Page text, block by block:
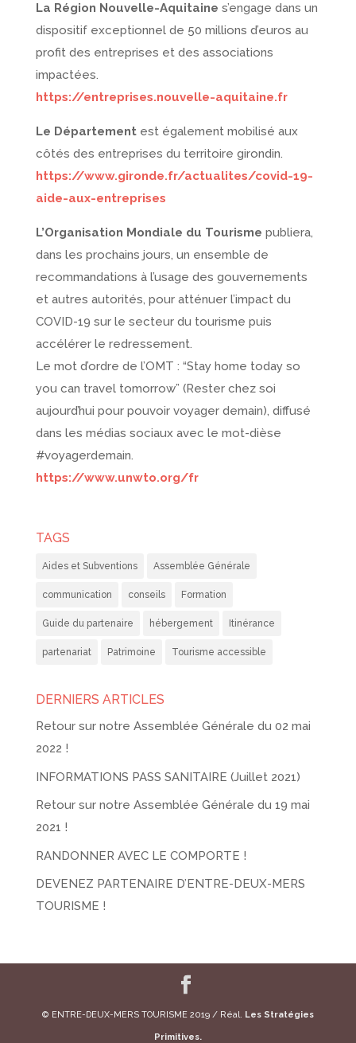
La Région Nouvelle-Aquitaine s’engage dans un
dispositif exceptionnel de 50 millions d’euros au
profit des entreprises et des associations
impactées.
https://entreprises.nouvelle-aquitaine.fr
Le Départementest également mobilisé aux
côtés des entreprises du territoire girondin.
https://www.gironde.fr/actualites/covid-19-
aide-aux-entreprises
L’Organisation Mondiale du Tourisme publiera,
dans les prochains jours, un ensemble de
recommandations à l’usage des gouvernements
et autres autorités, pour atténuer l’impact du
COVID-19 sur le secteur du tourisme puis
accélérer le redressement.
Le mot d’ordre de l’OMT : “Stay home today so
you can travel tomorrow” (Rester chez soi
aujourd’hui pour pouvoir voyager demain), diffusé
dans les médias sociaux avec le mot-dièse
#voyagerdemain.
https://www.unwto.org/fr
TAGS
Aides et Subventions Assemblée Générale
communication conseils Formation
Guide du partenaire hébergement Itinérance
partenariat Patrimoine Tourisme accessible
DERNIERS ARTICLES
Retour sur notre Assemblée Générale du 02 mai
2022 !
INFORMATIONS PASS SANITAIRE (Juillet 2021)
Retour sur notre Assemblée Générale du 19 mai
2021 !
RANDONNER AVEC LE COMPORTE !
DEVENEZ PARTENAIRE D’ENTRE-DEUX-MERS
TOURISME !
© ENTRE-DEUX-MERS TOURISME 2019 / Réal. Les Stratégies
Primitives.